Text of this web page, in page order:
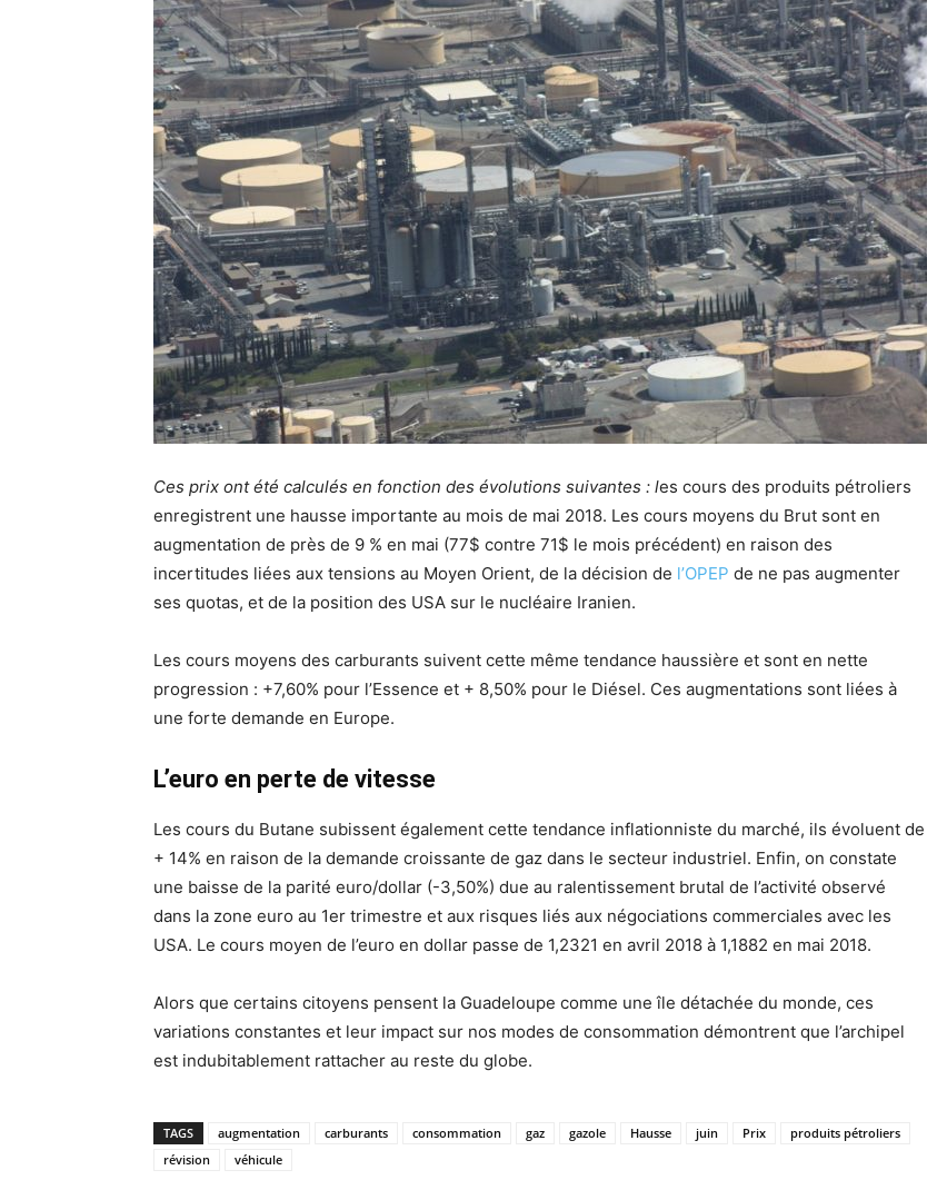
Ces prix ont été calculés en fonction des évolutions suivantes : les cours des produits pétroliers
enregistrent une hausse importante au mois de mai 2018. Les cours moyens du Brut sont en
augmentation de près de 9 % en mai (77$ contre 71$ le mois précédent) en raison des
incertitudes liées aux tensions au Moyen Orient, de la décision de l’OPEP de ne pas augmenter
ses quotas, et de la position des USA sur le nucléaire Iranien.
Les cours moyens des carburants suivent cette même tendance haussière et sont en nette
progression : +7,60% pour l’Essence et + 8,50% pour le Diésel. Ces augmentations sont liées à
une forte demande en Europe.
L’euro en perte de vitesse
Les cours du Butane subissent également cette tendance inflationniste du marché, ils évoluent de
+ 14% en raison de la demande croissante de gaz dans le secteur industriel. Enfin, on constate
une baisse de la parité euro/dollar (-3,50%) due au ralentissement brutal de l’activité observé
dans la zone euro au 1er trimestre et aux risques liés aux négociations commerciales avec les
USA. Le cours moyen de l’euro en dollar passe de 1,2321 en avril 2018 à 1,1882 en mai 2018.
Alors que certains citoyens pensent la Guadeloupe comme une île détachée du monde, ces
variations constantes et leur impact sur nos modes de consommation démontrent que l’archipel
est indubitablement rattacher au reste du globe.
TAGS augmentation carburants consommation gaz gazole Hausse juin Prix
produits pétroliers
révision
véhicule